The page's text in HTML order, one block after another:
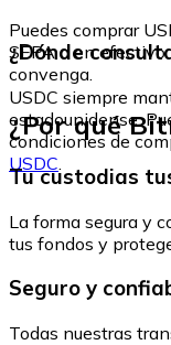
Puedes comprar
SEPA o en efectivo
convenga.
¿Dónde
USDC siempre
estadounidense.
condiciones de
USDC.
¿Por qué
Tu custodias
La forma segura y
tus fondos y
Seguro y
Todas nuestras